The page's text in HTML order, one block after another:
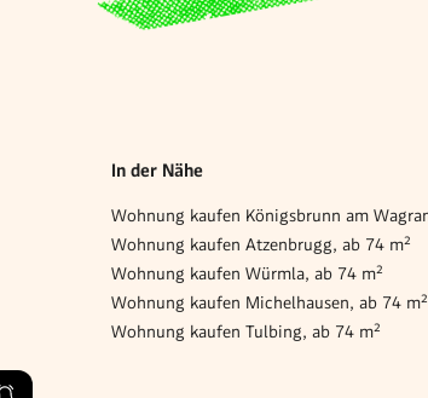
In der Nähe
Wohnung kaufen Atzenbrugg, ab 74 m²
Wohnung kaufen Würmla, ab 74 m²
Wohnung kaufen Michelhausen, ab 74 m²
Wohnung kaufen Tulbing, ab 74 m²